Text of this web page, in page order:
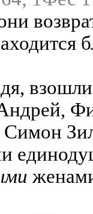
Симон